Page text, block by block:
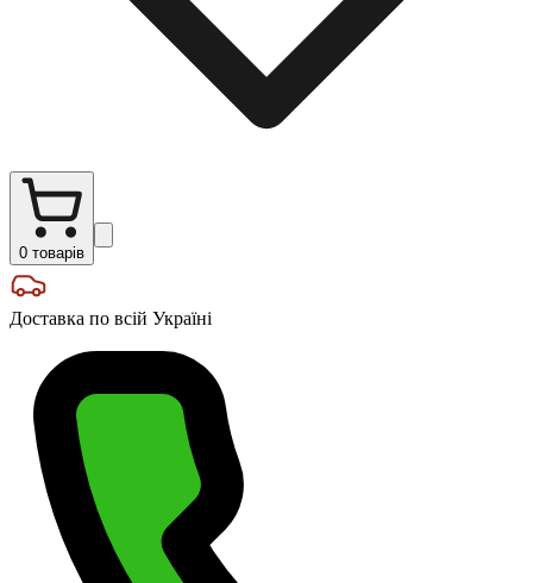
0 товарів
Доставка по всій Україні